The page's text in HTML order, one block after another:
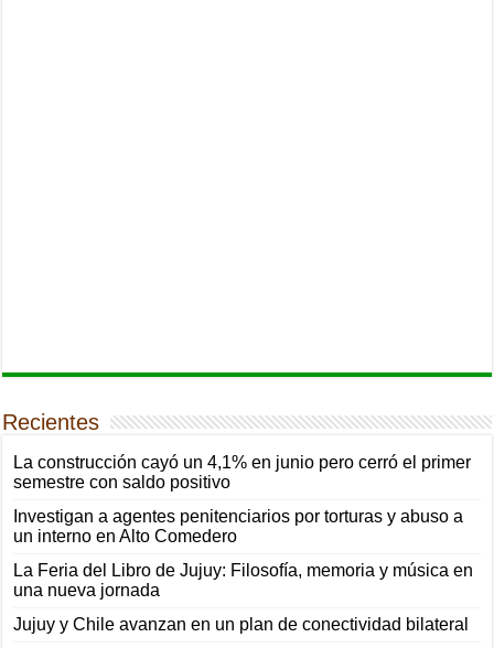
Recientes
La construcción cayó un 4,1% en junio pero cerró el primer
semestre con saldo positivo
Investigan a agentes penitenciarios por torturas y abuso a
un interno en Alto Comedero
La Feria del Libro de Jujuy: Filosofía, memoria y música en
una nueva jornada
Jujuy y Chile avanzan en un plan de conectividad bilateral